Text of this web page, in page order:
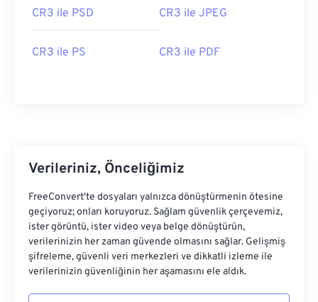
CR3 ile PSD CR3 ile JPEG
CR3 ile PS CR3 ile PDF
Verileriniz, Önceliğimiz
FreeConvert'te dosyaları yalnızca dönüştürmenin ötesine
geçiyoruz; onları koruyoruz. Sağlam güvenlik çerçevemiz,
ister görüntü, ister video veya belge dönüştürün,
verilerinizin her zaman güvende olmasını sağlar. Gelişmiş
şifreleme, güvenli veri merkezleri ve dikkatli izleme ile
verilerinizin güvenliğinin her aşamasını ele aldık.